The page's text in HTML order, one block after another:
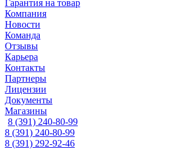
Гарантия на товар
Компания
Новости
Команда
Отзывы
Карьера
Контакты
Партнеры
Лицензии
Документы
Магазины
8 (391) 240-80-99
8 (391) 240-80-99
8 (391) 292-92-46